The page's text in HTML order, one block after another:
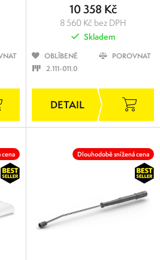
10 358 Kč
8 560 Kč bez DPH
Skladem
OBLÍBENÉ
POROVNAT
2.111-011.0
cena Dlouhodobě snížená cena